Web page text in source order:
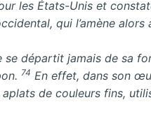
les États-Unis et
qui l’amène
départit jamais de sa
74 En effet, dans son
de couleurs fins,